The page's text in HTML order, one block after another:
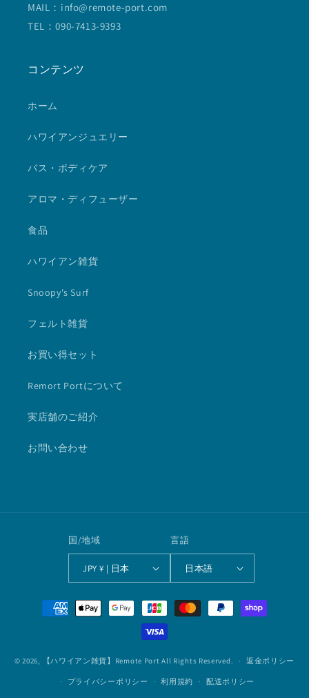
MAIL：info@remote-port.com
TEL：090-7413-9393
コンテンツ
ホーム
ハワイアンジュエリー
バス・ボディケア
アロマ・ディフューザー
食品
ハワイアン雑貨
Snoopy's Surf
フェルト雑貨
お買い得セット
Remort Portについて
実店舗のご紹介
お問い合わせ
国/地域
JPY ¥ | 日本
言語
日本語
法
© 2026, 【ハワイアン雑貨】Remote Port All Rights Reserved. 返金ポリシー
プライバシーポリシー 利用規約 配送ポリシー